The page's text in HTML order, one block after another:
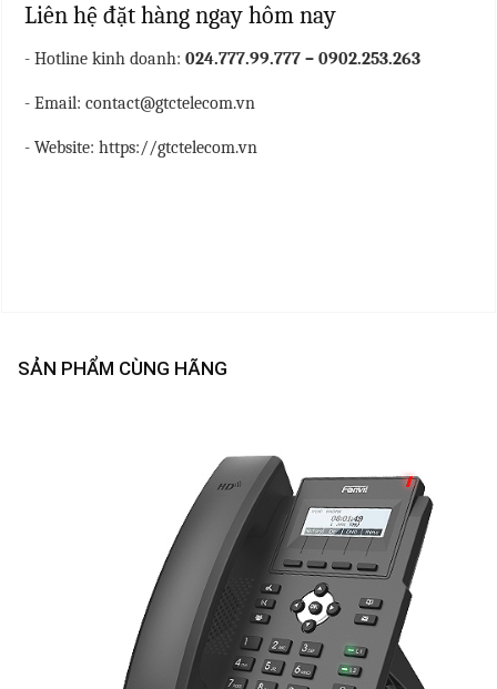
Liên hệ đặt hàng ngay hôm nay
- Hotline kinh doanh: 024.777.99.777 – 0902.253.263
- Email: contact@gtctelecom.vn
- Website: https://gtctelecom.vn
SẢN PHẨM CÙNG HÃNG